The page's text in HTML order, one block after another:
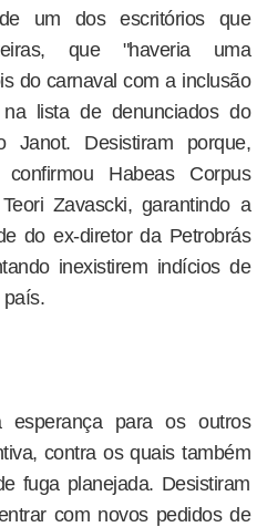
um dos escritórios que
que "haveria uma
do carnaval com a inclusão
lista de denunciados do
Janot. Desistiram porque,
Habeas Corpus
Zavascki, garantindo a
do ex-diretor da Petrobrás
inexistirem indícios de
país.
para os outros
contra os quais também
fuga planejada. Desistiram
com novos pedidos de